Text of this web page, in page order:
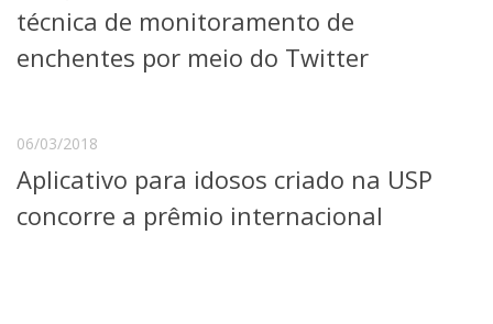
Defesa de Teses
técnica de monitoramento de
enchentes por meio do Twitter
06/03/2018
Aplicativo para idosos criado na USP
concorre a prêmio internacional